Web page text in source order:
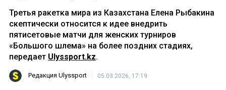
Третья ракетка мира из Казахстана Елена Рыбакина
скептически относится к идее внедрить
пятисетовые матчи для женских турниров
«Большого шлема» на более поздних стадиях,
передает Ulyssport.kz.
Редакция Ulyssport 05.03.2026, 17:19